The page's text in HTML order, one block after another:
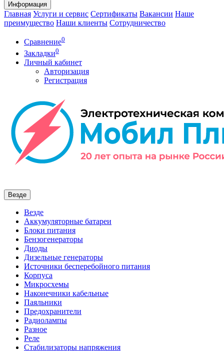
Информация
Главная Услуги и сервис Сертификаты Вакансии Наше
преимущество Наши клиенты Сотрудничество
Сравнение0
Закладки0
Личный кабинет
Авторизация
Регистрация
Везде
Везде
Аккумуляторные батареи
Блоки питания
Бензогенераторы
Диоды
Дизельные генераторы
Источники бесперебойного питания
Корпуса
Микросхемы
Наконечники кабельные
Паяльники
Предохранители
Радиолампы
Разное
Реле
Стабилизаторы напряжения